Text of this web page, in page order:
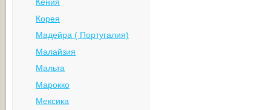
Корея
Мадейра ( Португалия)
Малайзия
Мальта
Марокко
Мексика